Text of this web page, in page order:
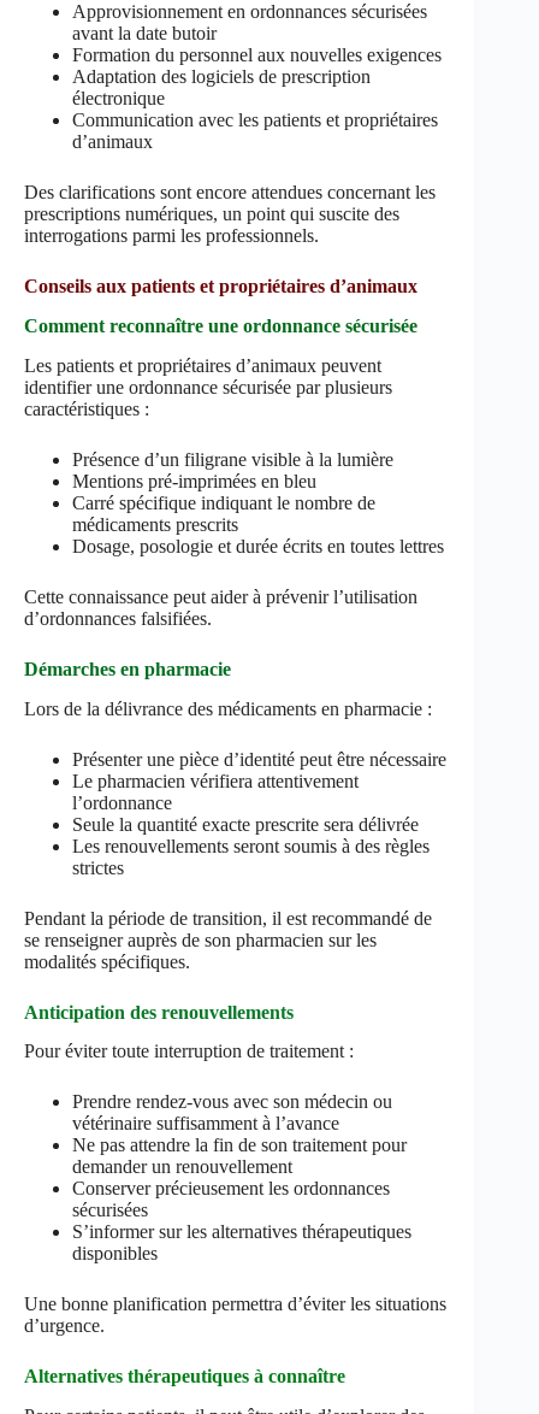
Approvisionnement en ordonnances sécurisées
avant la date butoir
Formation du personnel aux nouvelles exigences
Adaptation des logiciels de prescription
électronique
Communication avec les patients et propriétaires
d’animaux
Des clarifications sont encore attendues concernant les
prescriptions numériques, un point qui suscite des
interrogations parmi les professionnels.
Conseils aux patients et propriétaires d’animaux
Comment reconnaître une ordonnance sécurisée
Les patients et propriétaires d’animaux peuvent
identifier une ordonnance sécurisée par plusieurs
caractéristiques :
Présence d’un filigrane visible à la lumière
Mentions pré-imprimées en bleu
Carré spécifique indiquant le nombre de
médicaments prescrits
Dosage, posologie et durée écrits en toutes lettres
Cette connaissance peut aider à prévenir l’utilisation
d’ordonnances falsifiées.
Démarches en pharmacie
Lors de la délivrance des médicaments en pharmacie :
Présenter une pièce d’identité peut être nécessaire
Le pharmacien vérifiera attentivement
l’ordonnance
Seule la quantité exacte prescrite sera délivrée
Les renouvellements seront soumis à des règles
strictes
Pendant la période de transition, il est recommandé de
se renseigner auprès de son pharmacien sur les
modalités spécifiques.
Anticipation des renouvellements
Pour éviter toute interruption de traitement :
Prendre rendez-vous avec son médecin ou
vétérinaire suffisamment à l’avance
Ne pas attendre la fin de son traitement pour
demander un renouvellement
Conserver précieusement les ordonnances
sécurisées
S’informer sur les alternatives thérapeutiques
disponibles
Une bonne planification permettra d’éviter les situations
d’urgence.
Alternatives thérapeutiques à connaître